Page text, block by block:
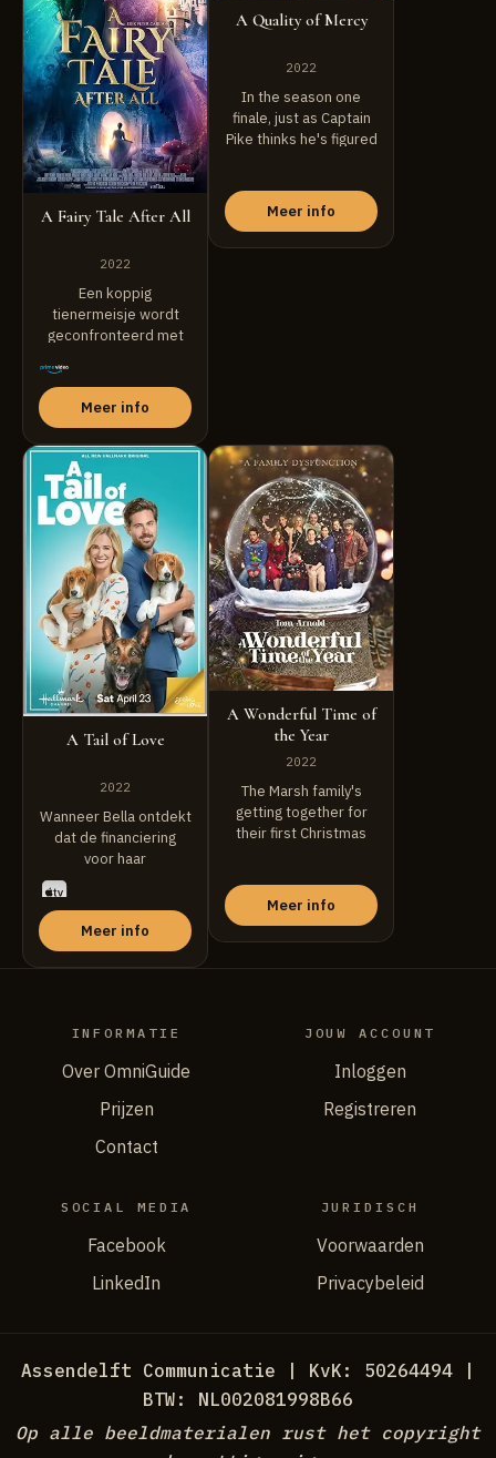
A Fairy Tale After All
2022
Een koppig
tienermeisje wordt
geconfronteerd met
wanneer ze wordt
meegevoerd naar ...
Meer info
A Quality of Mercy
2022
In the season one
finale, just as Captain
Pike thinks he's figured
Meer info
A Tail of Love
2022
Wanneer Bella ontdekt
dat de financiering
voor haar
hondenopvangcentrum
is stopgezet, wendt ze
Meer info
A Wonderful Time of
the Year
2022
The Marsh family's
getting together for
their first Christmas
Meer info
INFORMATIE
Over OmniGuide
Prijzen
Contact
JOUW ACCOUNT
Inloggen
Registreren
SOCIAL MEDIA
Facebook
LinkedIn
JURIDISCH
Voorwaarden
Privacybeleid
Assendelft Communicatie | KvK: 50264494 |
BTW: NL002081998B66
Op alle beeldmaterialen rust het copyright